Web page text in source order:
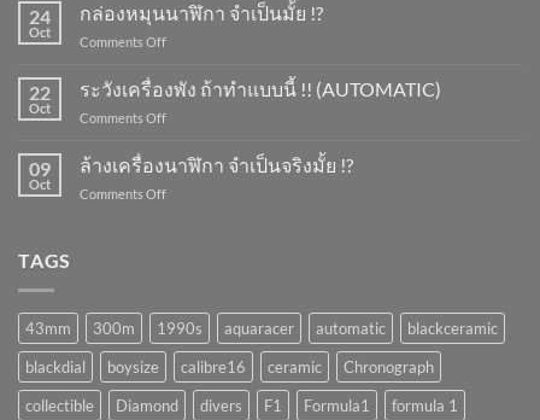
ลาน
นาฬิกา
ยัง
24
Oct
กล่องหมุนนาฬิกา จำเป็นมั้ย !?
Comments Offon
หมุน
นาฬิกา
จำเป็น
!?
22
Oct
ระวังเครื่องพัง ถ้าทำแบบนี้ !! (AUTOMATIC)
Comments Offon
เครื่อง
พัง
ถ้า
09
Oct
ล้างเครื่องนาฬิกา จำเป็นจริงมั้ย !?
Comments Offon
มั้ย
!?
TAGS
43mm 300m 1990s aquaracer automatic
blackceramic
blackdial
boysize calibre16 ceramic
Chronograph
collectible
Diamond divers F1 Formula1
formula 1